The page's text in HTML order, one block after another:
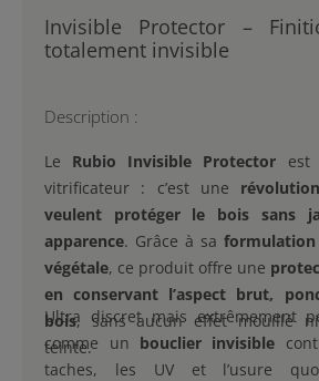
Invisible Protector –
totalement invisible
Description :
Le Rubio Invisible Protector est
vitrificateur : c’est une
veulent protéger le bois sans
apparence. Grâce à sa formulation
végétale, ce produit offre une
en conservant l’aspect brut,
bois, sans aucun effet mouillé
teinte.
Ultra discret mais extrêmement
comme un bouclier invisible
taches, les UV et l’usure